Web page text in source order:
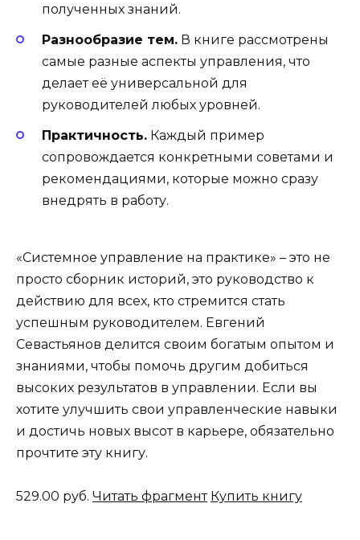
полученных знаний.
Разнообразие тем. В книге рассмотрены
самые разные аспекты управления, что
делает её универсальной для
руководителей любых уровней.
Практичность. Каждый пример
сопровождается конкретными советами и
рекомендациями, которые можно сразу
внедрять в работу.
«Системное управление на практике» – это не
просто сборник историй, это руководство к
действию для всех, кто стремится стать
успешным руководителем. Евгений
Севастьянов делится своим богатым опытом и
знаниями, чтобы помочь другим добиться
высоких результатов в управлении. Если вы
хотите улучшить свои управленческие навыки
и достичь новых высот в карьере, обязательно
прочтите эту книгу.
529.00 руб. Читать фрагмент Купить книгу